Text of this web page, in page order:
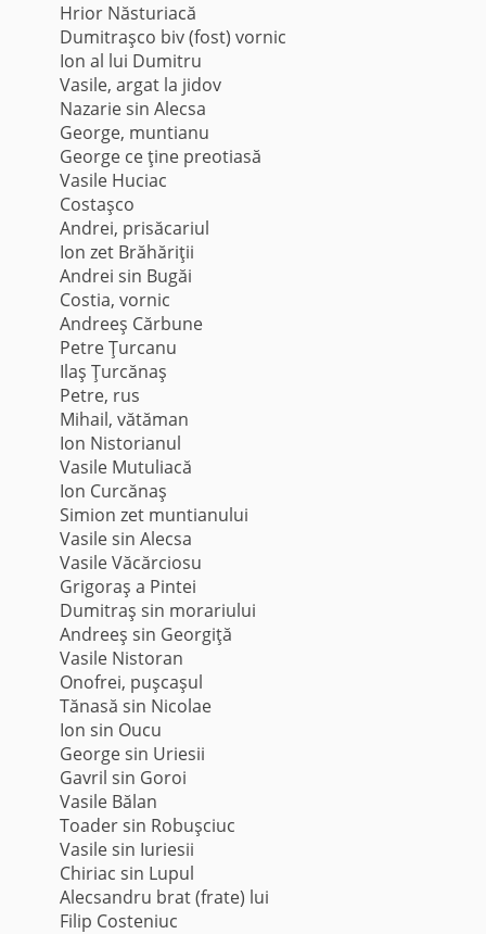
Hrior Năsturiacă
Dumitraşco biv (fost) vornic
Ion al lui Dumitru
Vasile, argat la jidov
Nazarie sin Alecsa
George, muntianu
George ce ţine preotiasă
Vasile Huciac
Costaşco
Andrei, prisăcariul
Ion zet Brăhăriţii
Andrei sin Bugăi
Costia, vornic
Andreeş Cărbune
Petre Ţurcanu
Ilaş Ţurcănaş
Petre, rus
Mihail, vătăman
Ion Nistorianul
Vasile Mutuliacă
Ion Curcănaş
Simion zet muntianului
Vasile sin Alecsa
Vasile Văcărciosu
Grigoraş a Pintei
Dumitraş sin morariului
Andreeş sin Georgiţă
Vasile Nistoran
Onofrei, puşcaşul
Tănasă sin Nicolae
Ion sin Oucu
George sin Uriesii
Gavril sin Goroi
Vasile Bălan
Toader sin Robuşciuc
Vasile sin Iuriesii
Chiriac sin Lupul
Alecsandru brat (frate) lui
Filip Costeniuc